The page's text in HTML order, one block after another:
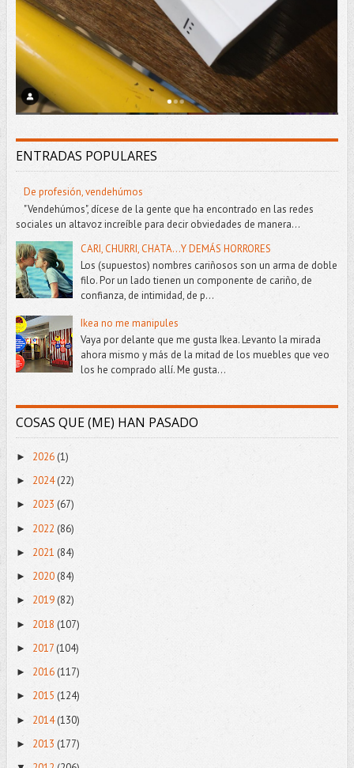
ENTRADAS POPULARES
De profesión, vendehúmos
"Vendehúmos", dícese de la gente que ha encontrado en las redes
sociales un altavoz increíble para decir obviedades de manera...
CARI, CHURRI, CHATA...Y DEMÁS HORRORES
Los (supuestos) nombres cariñosos son un arma de doble
filo. Por un lado tienen un componente de cariño, de
confianza, de intimidad, de p...
Ikea no me manipules
Vaya por delante que me gusta Ikea. Levanto la mirada
ahora mismo y más de la mitad de los muebles que veo
los he comprado allí. Me gusta...
COSAS QUE (ME) HAN PASADO
► 2026(1)
► 2024(22)
► 2023 (67)
► 2022 (86)
► 2021 (84)
► 2020(84)
► 2019 (82)
► 2018 (107)
► 2017 (104)
► 2016(117)
► 2015 (124)
► 2014(130)
► 2013 (177)